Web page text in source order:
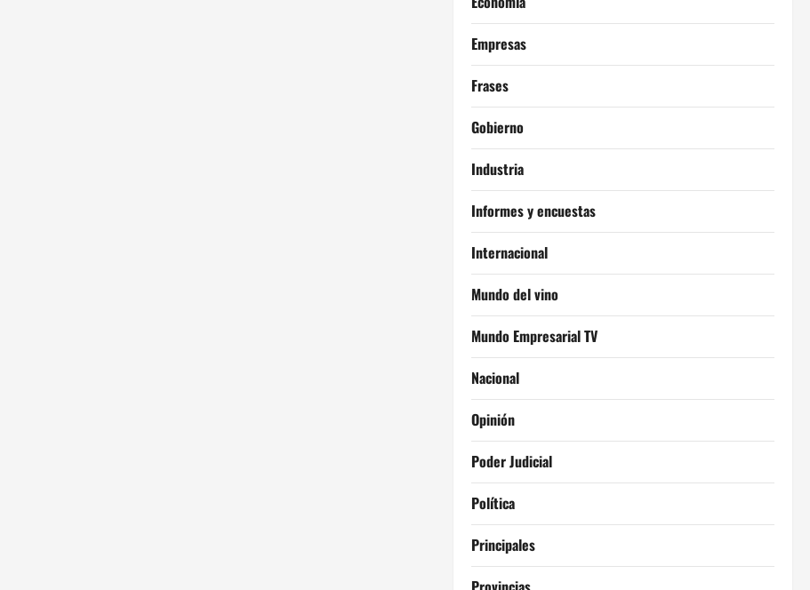
Empresas
Frases
Gobierno
Industria
Informes y encuestas
Internacional
Mundo del vino
Mundo Empresarial TV
Nacional
Opinión
Poder Judicial
Política
Principales